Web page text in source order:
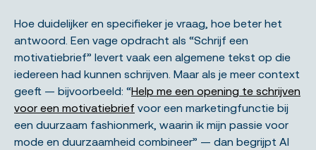
Hoe duidelijker en specifieker je vraag, hoe beter het
antwoord. Een vage opdracht als “Schrijf een
motivatiebrief” levert vaak een algemene tekst op die
iedereen had kunnen schrijven. Maar als je meer context
geeft — bijvoorbeeld: “Help me een opening te schrijven
voor een motivatiebrief voor een marketingfunctie bij
een duurzaam fashionmerk, waarin ik mijn passie voor
mode en duurzaamheid combineer” — dan begrijpt AI